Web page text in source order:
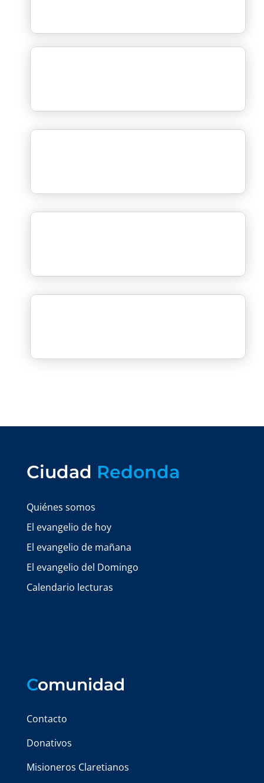
Ciudad Redonda
Quiénes somos
El evangelio de hoy
El evangelio de mañana
El evangelio del Domingo
Calendario lecturas
Comunidad
Contacto
Donativos
Misioneros Claretianos